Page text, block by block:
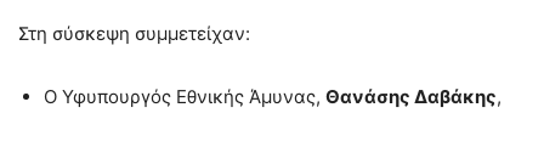
Στη σύσκεψη συμμετείχαν:
Ο Υφυπουργός Εθνικής Άμυνας, Θανάσης Δαβάκης,